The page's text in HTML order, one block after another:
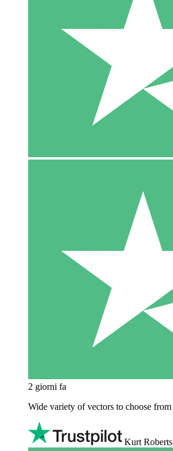
2 giorni fa
Wide variety of vectors to choose from
Kurt Roberts